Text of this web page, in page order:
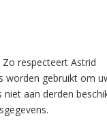
respecteert Astrid
worden gebruikt om
aan derden